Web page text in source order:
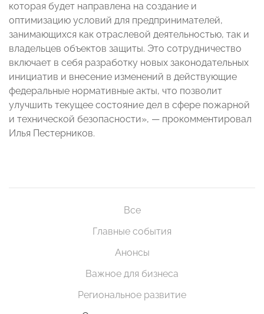
которая будет направлена на создание и
оптимизацию условий для предпринимателей,
занимающихся как отраслевой деятельностью, так и
владельцев объектов защиты. Это сотрудничество
включает в себя разработку новых законодательных
инициатив и внесение изменений в действующие
федеральные нормативные акты, что позволит
улучшить текущее состояние дел в сфере пожарной
и технической безопасности», — прокомментировал
Илья Пестерников.
Все
Главные события
Анонсы
Важное для бизнеса
Региональное развитие